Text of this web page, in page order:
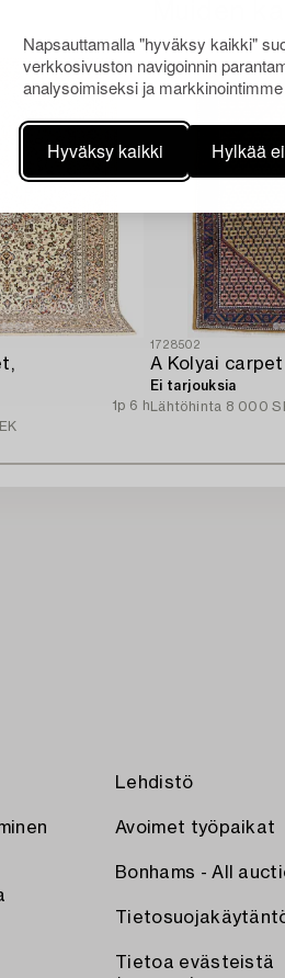
Napsauttamalla "hyväksy kaikki"
verkkosivuston navigoinnin
analysoimiseksi ja
Hyväksy kaikki Hylkää
1p 6 h
1728502
Ei tarjouksia
Lähtöhinta 8 000
Lehdistö
Avoimet työpaikat
Bonhams - All
Tietoa evästeistä